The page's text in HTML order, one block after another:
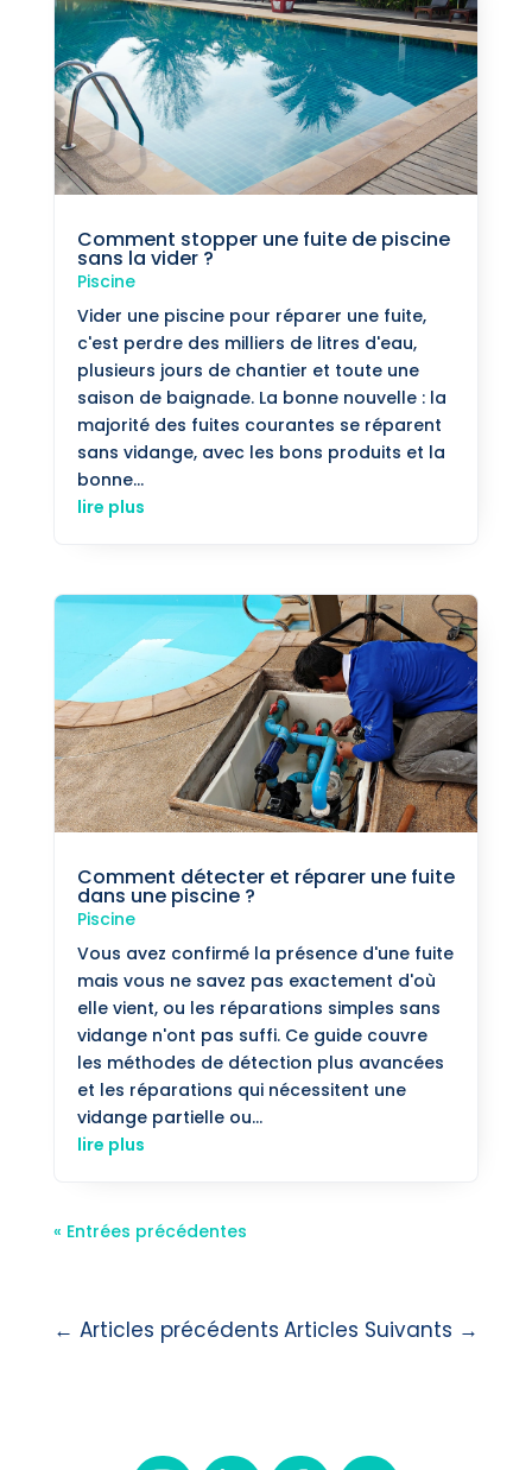
Comment stopper une fuite de piscine
sans la vider ?
Piscine
Vider une piscine pour réparer une fuite,
c'est perdre des milliers de litres d'eau,
plusieurs jours de chantier et toute une
saison de baignade. La bonne nouvelle : la
majorité des fuites courantes se réparent
sans vidange, avec les bons produits et la
bonne...
lire plus
Comment détecter et réparer une fuite
dans une piscine ?
Piscine
Vous avez confirmé la présence d'une fuite
mais vous ne savez pas exactement d'où
elle vient, ou les réparations simples sans
vidange n'ont pas suffi. Ce guide couvre
les méthodes de détection plus avancées
et les réparations qui nécessitent une
vidange partielle ou...
lire plus
« Entrées précédentes
← Articles précédents Articles Suivants →